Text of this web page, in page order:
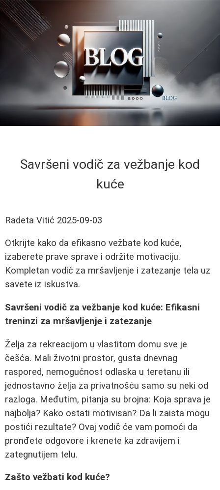
Savršeni vodič za vežbanje kod
kuće
Radeta Vitić 2025-09-03
Otkrijte kako da efikasno vežbate kod kuće,
izaberete prave sprave i održite motivaciju.
Kompletan vodič za mršavljenje i zatezanje tela uz
savete iz iskustva.
Savršeni vodič za vežbanje kod kuće: Efikasni
treninzi za mršavljenje i zatezanje
Želja za rekreacijom u vlastitom domu sve je
češća. Mali životni prostor, gusta dnevnag
raspored, nemogućnost odlaska u teretanu ili
jednostavno želja za privatnošću samo su neki od
razloga. Međutim, pitanja su brojna: Koja sprava je
najbolja? Kako ostati motivisan? Da li zaista mogu
postići rezultate? Ovaj vodič će vam pomoći da
pronđete odgovore i krenete ka zdravijem i
zategnutijem telu.
Zašto vežbati kod kuće?